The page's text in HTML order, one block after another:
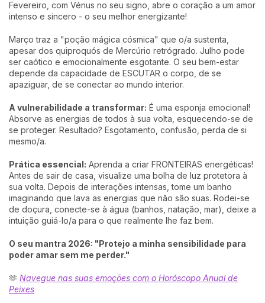
Fevereiro, com Vénus no seu signo, abre o coração a um amor
intenso e sincero - o seu melhor energizante!
Março traz a "poção mágica cósmica" que o/a sustenta,
apesar dos quiproquós de Mercúrio retrógrado. Julho pode
ser caótico e emocionalmente esgotante. O seu bem-estar
depende da capacidade de ESCUTAR o corpo, de se
apaziguar, de se conectar ao mundo interior.
A vulnerabilidade a transformar: É uma esponja emocional!
Absorve as energias de todos à sua volta, esquecendo-se de
se proteger. Resultado? Esgotamento, confusão, perda de si
mesmo/a.
Prática essencial: Aprenda a criar FRONTEIRAS energéticas!
Antes de sair de casa, visualize uma bolha de luz protetora à
sua volta. Depois de interações intensas, tome um banho
imaginando que lava as energias que não são suas. Rodei-se
de doçura, conecte-se à água (banhos, natação, mar), deixe a
intuição guiá-lo/a para o que realmente lhe faz bem.
O seu mantra 2026: "Protejo a minha sensibilidade para
poder amar sem me perder."
🫶 Navegue nas suas emoções com o Horóscopo Anual de
Peixes